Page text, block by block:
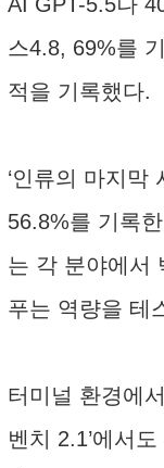
스4.8, 69%를
적을 기록했다.
‘인류의 마지막
56.8%를 기록
는 각 분야에서
푸는 역량을 테
터미널 환경에
벤치 2.1’에서